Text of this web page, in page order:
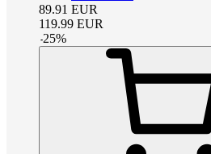
89.91 EUR
119.99 EUR
-25%